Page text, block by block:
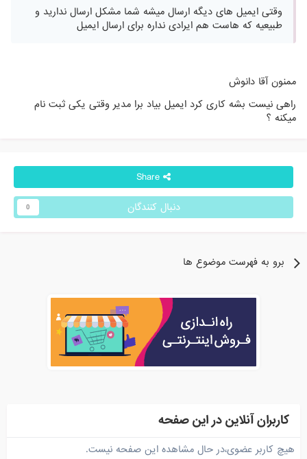
وقتی ایمیل های دیگه ارسال میشه شما مشکل ارسال ندارید و
طبیعیه که هاست هم ایرادی نداره برای ارسال ایمیل
ممنون آقا دانوش
راهی نیست بشه کاری کرد ایمیل بیاد برا مدیر وقتی یکی ثبت نام
میکنه ؟
Share
دنبال کنندگان
برو به فهرست موضوع ها
کاربران آنلاین در این صفحه
هیچ کاربر عضوی،در حال مشاهده این صفحه نیست.